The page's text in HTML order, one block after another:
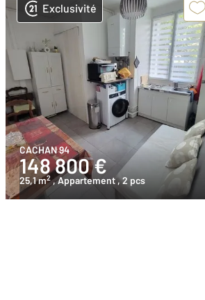
Exclusivité
CACHAN 94
148 800 €
25,1 m2 , Appartement, 2 pcs